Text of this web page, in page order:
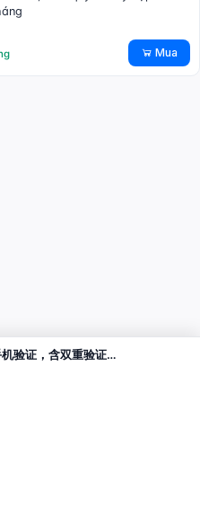
Mua
Instagram Threads 账号，已通过手机验证，含双重验证密钥